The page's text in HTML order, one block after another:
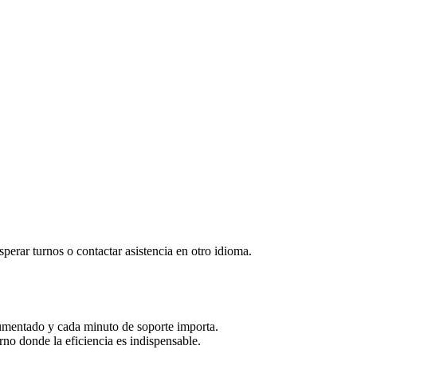
turnos o contactar asistencia en otro idioma.
y cada minuto de soporte importa.
donde la eficiencia es indispensable.